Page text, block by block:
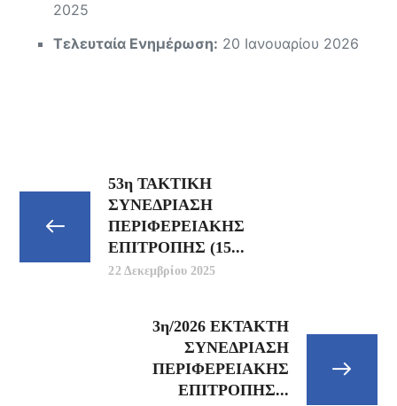
2025
Τελευταία Ενημέρωση: 20 Ιανουαρίου 2026
53η ΤΑΚΤΙΚΗ
ΣΥΝΕΔΡΙΑΣΗ
ΠΕΡΙΦΕΡΕΙΑΚΗΣ
ΕΠΙΤΡΟΠΗΣ (15...
22 Δεκεμβρίου 2025
3η/2026 ΕΚΤΑΚΤΗ
ΣΥΝΕΔΡΙΑΣΗ
ΠΕΡΙΦΕΡΕΙΑΚΗΣ
ΕΠΙΤΡΟΠΗΣ...